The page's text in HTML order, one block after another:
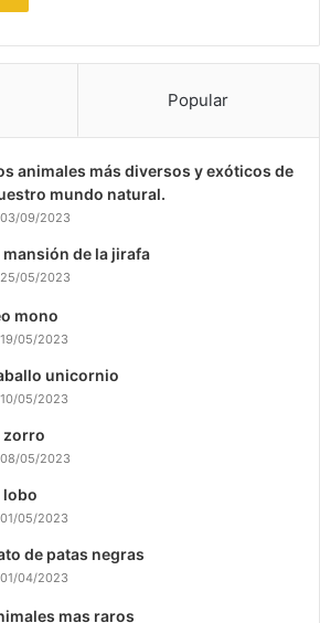
Popular
animales más diversos y exóticos de
mundo natural.
03/09/2023
mansión de la jirafa
25/05/2023
mono
19/05/2023
unicornio
10/05/2023
zorro
08/05/2023
lobo
01/05/2023
de patas negras
01/04/2023
mas raros